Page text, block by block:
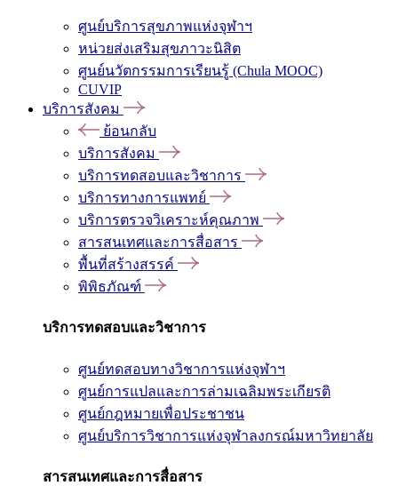
ศูนย์บริการสุขภาพแห่งจุฬาฯ
หน่วยส่งเสริมสุขภาวะนิสิต
ศูนย์นวัตกรรมการเรียนรู้ (Chula MOOC)
CUVIP
บริการสังคม
ย้อนกลับ
บริการสังคม
บริการทดสอบและวิชาการ
บริการทางการแพทย์
บริการตรวจวิเคราะห์คุณภาพ
สารสนเทศและการสื่อสาร
พื้นที่สร้างสรรค์
พิพิธภัณฑ์
บริการทดสอบและวิชาการ
ศูนย์ทดสอบทางวิชาการแห่งจุฬาฯ
ศูนย์การแปลและการล่ามเฉลิมพระเกียรติ
ศูนย์กฎหมายเพื่อประชาชน
ศูนย์บริการวิชาการแห่งจุฬาลงกรณ์มหาวิทยาลัย
สารสนเทศและการสื่อสาร